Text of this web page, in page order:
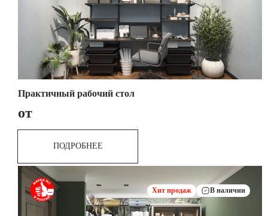
Практичный рабочий стол
от
ПОДРОБНЕЕ
Хит продаж В наличии